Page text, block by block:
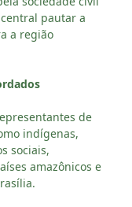
pautar a
a região
de
indígenas,
sociais,
amazônicos e